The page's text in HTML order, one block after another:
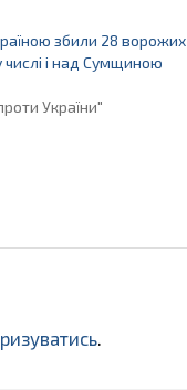
збили 28 ворожих
числі і над Сумщиною
України"
.